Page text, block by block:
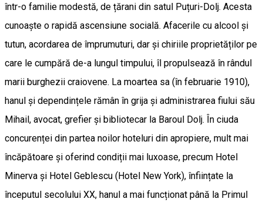
într-o familie modestă, de țărani din satul Puțuri-Dolj. Acesta
cunoaște o rapidă ascensiune socială. Afacerile cu alcool și
tutun, acordarea de împrumuturi, dar și chiriile proprietăților pe
care le cumpără de-a lungul timpului, îl propulsează în rândul
marii burghezii craiovene. La moartea sa (în februarie 1910),
hanul și dependințele rămân în grija și administrarea fiului său
Mihail, avocat, grefier și bibliotecar la Baroul Dolj. În ciuda
concurenței din partea noilor hoteluri din apropiere, mult mai
încăpătoare și oferind condiții mai luxoase, precum Hotel
Minerva și Hotel Geblescu (Hotel New York), înființate la
începutul secolului XX, hanul a mai funcționat până la Primul